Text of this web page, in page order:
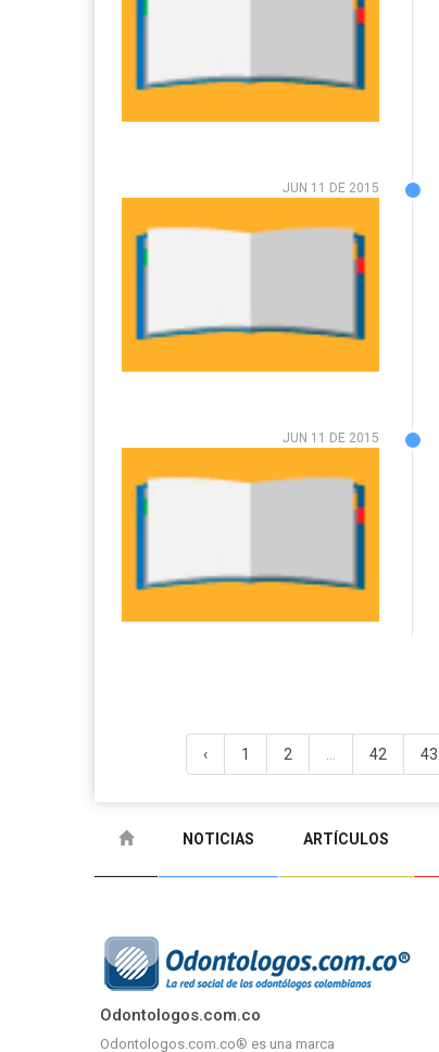
JUN 11 DE 2015
JUN 11 DE 2015
‹ 1 2 42 43
NOTICIAS ARTÍCULOS
Odontologos.com.co
Odontologos.com.co® es una marca